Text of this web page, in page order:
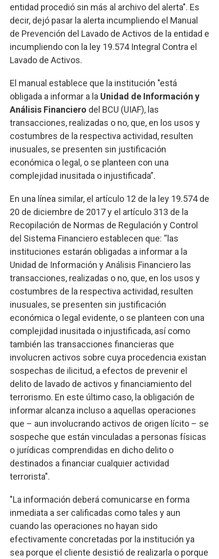
entidad procedió sin más al archivo del alerta". Es
decir, dejó pasar la alerta incumpliendo el Manual
de Prevención del Lavado de Activos de la entidad e
incumpliendo con la ley 19.574 Integral Contra el
Lavado de Activos.
El manual establece que la institución "está
obligada a informar a la Unidad de Información y
Análisis Financiero del BCU (UIAF), las
transacciones, realizadas o no, que, en los usos y
costumbres de la respectiva actividad, resulten
inusuales, se presenten sin justificación
económica o legal, o se planteen con una
complejidad inusitada o injustificada”.
En una línea similar, el artículo 12 de la ley 19.574 de
20 de diciembre de 2017 y el artículo 313 de la
Recopilación de Normas de Regulación y Control
del Sistema Financiero establecen que: “las
instituciones estarán obligadas a informar a la
Unidad de Información y Análisis Financiero las
transacciones, realizadas o no, que, en los usos y
costumbres de la respectiva actividad, resulten
inusuales, se presenten sin justificación
económica o legal evidente, o se planteen con una
complejidad inusitada o injustificada, así como
también las transacciones financieras que
involucren activos sobre cuya procedencia existan
sospechas de ilicitud, a efectos de prevenir el
delito de lavado de activos y financiamiento del
terrorismo. En este último caso, la obligación de
informar alcanza incluso a aquellas operaciones
que – aun involucrando activos de origen lícito – se
sospeche que están vinculadas a personas físicas
o jurídicas comprendidas en dicho delito o
destinados a financiar cualquier actividad
terrorista".
"La información deberá comunicarse en forma
inmediata a ser calificadas como tales y aun
cuando las operaciones no hayan sido
efectivamente concretadas por la institución ya
sea porque el cliente desistió de realizarla o porque